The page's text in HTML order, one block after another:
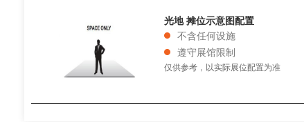
光地 摊位示意图配置
不含任何设施
遵守展馆限制
仅供参考，以实际展位配置为准